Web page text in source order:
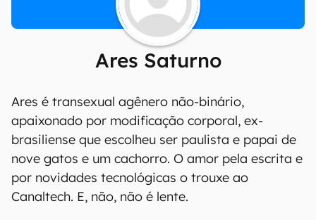
Ares Saturno
Ares é transexual agênero não-binário,
apaixonado por modificação corporal, ex-
brasiliense que escolheu ser paulista e papai de
nove gatos e um cachorro. O amor pela escrita e
por novidades tecnológicas o trouxe ao
Canaltech. E, não, não é lente.